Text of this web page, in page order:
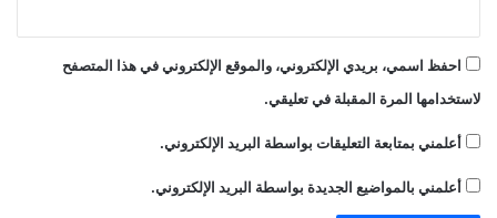
احفظ اسمي، بريدي الإلكتروني، والموقع الإلكتروني في هذا المتصفح
لاستخدامها المرة المقبلة في تعليقي.
أعلمني بمتابعة التعليقات بواسطة البريد الإلكتروني.
أعلمني بالمواضيع الجديدة بواسطة البريد الإلكتروني.